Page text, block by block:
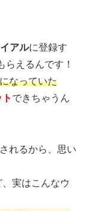
アルに登録す
らえるんです！
なっていた
できちゃうん
されるから、思い
実はこんなウ